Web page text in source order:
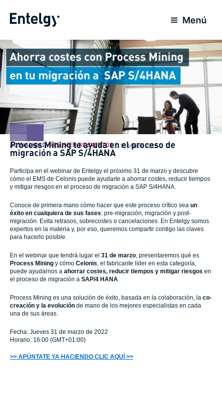
Menú
ACTUALIDAD,RESUMEN DE EVENTOS 15 Marzo 2022
Process Mining te ayuda en el proceso de
migración a SAP S/4HANA
Participa en el webinar de Entelgy el próximo 31 de marzo y descubre
cómo el EMS de Celonis puede ayudarte a ahorrar costes, reducir tiempos
y mitigar riesgos en el proceso de migración a SAP S/4HANA.
Conoce de primera mano cómo hacer que este proceso crítico sea un
éxito en cualquiera de sus fases: pre-migración, migración y post-
migración. Evita retrasos, sobrecostes o cancelaciones. En Entelgy somos
expertos en la materia y, por eso, queremos compartir contigo las claves
para hacerlo posible.
En el webinar que tendrá lugar el 31 de marzo, presentaremos qué es
Process Mining y cómo Celonis, el fabricante líder en esta categoría,
puede ayudarnos a ahorrar costes, reducir tiempos y mitigar riesgos en
el proceso de migración a SAP/4 HANA.
Process Mining es una solución de éxito, basada en la colaboración, la co-
creación y la evolución de mano de los mejores especialistas en cada
una de sus áreas.
Fecha: Jueves 31 de marzo de 2022
Horario: 16:00 (GMT+01:00)
>> APÚNTATE YA HACIENDO CLIC AQUÍ >>